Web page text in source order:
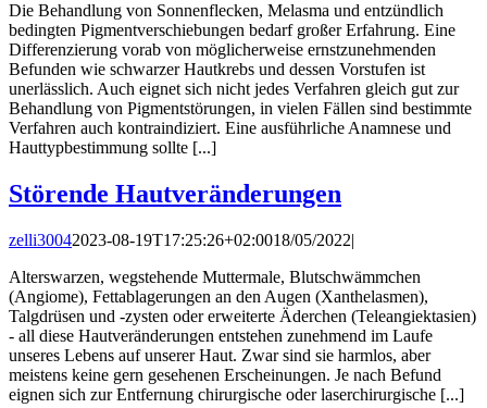
Die Behandlung von Sonnenflecken, Melasma und entzündlich
bedingten Pigmentverschiebungen bedarf großer Erfahrung. Eine
Differenzierung vorab von möglicherweise ernstzunehmenden
Befunden wie schwarzer Hautkrebs und dessen Vorstufen ist
unerlässlich. Auch eignet sich nicht jedes Verfahren gleich gut zur
Behandlung von Pigmentstörungen, in vielen Fällen sind bestimmte
Verfahren auch kontraindiziert. Eine ausführliche Anamnese und
Hauttypbestimmung sollte [...]
Störende Hautveränderungen
zelli30042023-08-19T17:25:26+02:0018/05/2022|
Alterswarzen, wegstehende Muttermale, Blutschwämmchen
(Angiome), Fettablagerungen an den Augen (Xanthelasmen),
Talgdrüsen und -zysten oder erweiterte Äderchen (Teleangiektasien)
- all diese Hautveränderungen entstehen zunehmend im Laufe
unseres Lebens auf unserer Haut. Zwar sind sie harmlos, aber
meistens keine gern gesehenen Erscheinungen. Je nach Befund
eignen sich zur Entfernung chirurgische oder laserchirurgische [...]